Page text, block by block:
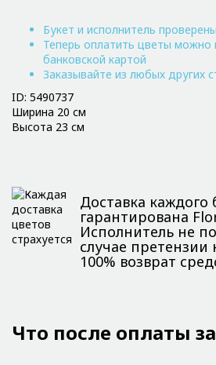
Букет и исполнитель проверены
Теперь оплатить цветы можно
банковской картой
Заказывайте из любых других
ID: 5490737
Ширина 20 см
Высота 23 см
Доставка каждого
гарантирована
Исполнитель не
случае претензии
100% возврат
Что после оплаты